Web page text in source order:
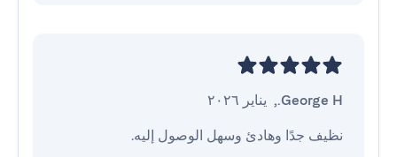
George H.
, يناير ٢٠٢٦
نظيف جدًا وهادئ وسهل الوصول إليه.